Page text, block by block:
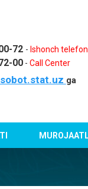
72 - Ishonch
00- Call Center
ga